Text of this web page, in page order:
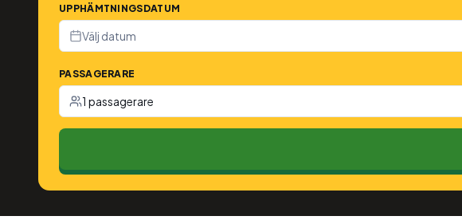
UPPHÄMTNINGSDATUM
Välj datum
PASSAGERARE
1 passagerare